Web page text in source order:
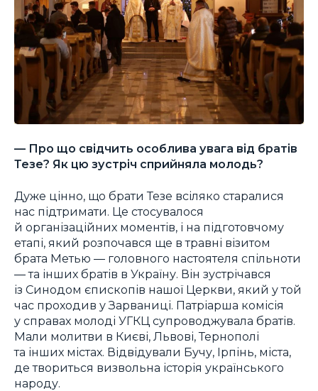
— Про що свідчить особлива увага від братів
Тезе? Як цю зустріч сприйняла молодь?
Дуже цінно, що брати Тезе всіляко старалися
нас підтримати. Це стосувалося
й організаційних моментів, і на підготовчому
етапі, який розпочався ще в травні візитом
брата Метью ― головного настоятеля спільноти
― та інших братів в Україну. Він зустрічався
із Синодом єпископів нашої Церкви, який у той
час проходив у Зарваниці. Патріарша комісія
у справах молоді УГКЦ супроводжувала братів.
Мали молитви в Києві, Львові, Тернополі
та інших містах. Відвідували Бучу, Ірпінь, міста,
де твориться визвольна історія українського
народу.